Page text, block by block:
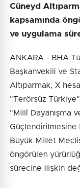
Cüneyd
kapsamında
ve uygulama
ANKARA - BHA
Başkanvekili ve
Altıparmak, X
"Terörsüz
"Millî Dayanışma
Güçlendirilmesine
Büyük Millet
öngörülen
sürecine ilişkin